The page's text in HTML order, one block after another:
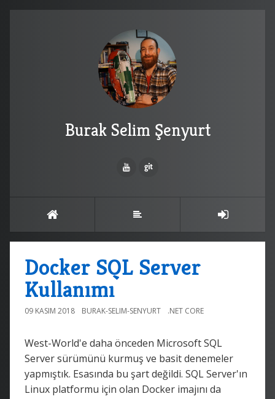
Burak Selim Şenyurt
Docker SQL Server
Kullanımı
09 KASIM 2018 BURAK-SELIM-SENYURT .NET CORE
West-World'e daha önceden Microsoft SQL
Server sürümünü kurmuş ve basit denemeler
yapmıştık. Esasında bu şart değildi. SQL Server'ın
Linux platformu için olan Docker imajını da